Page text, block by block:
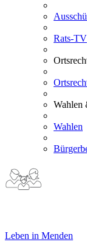
Rats-TV
Wahlen
Wahlen
Leben in Menden